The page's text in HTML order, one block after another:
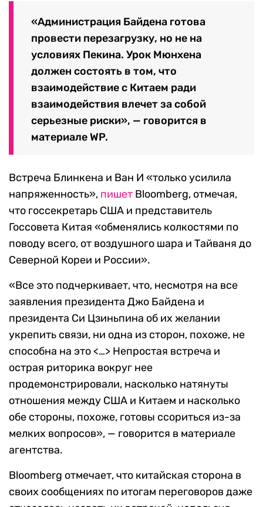
«Администрация Байдена готова
провести перезагрузку, но не на
условиях Пекина. Урок Мюнхена
должен состоять в том, что
взаимодействие с Китаем ради
взаимодействия влечет за собой
серьезные риски», — говорится в
материале WP.
Встреча Блинкена и Ван И «только усилила
напряженность», пишет Bloomberg, отмечая,
что госсекретарь США и представитель
Госсовета Китая «обменялись колкостями по
поводу всего, от воздушного шара и Тайваня до
Северной Кореи и России».
«Все это подчеркивает, что, несмотря на все
заявления президента Джо Байдена и
президента Си Цзиньпина об их желании
укрепить связи, ни одна из сторон, похоже, не
способна на это <…> Непростая встреча и
острая риторика вокруг нее
продемонстрировали, насколько натянуты
отношения между США и Китаем и насколько
обе стороны, похоже, готовы ссориться из-за
мелких вопросов», — говорится в материале
агентства.
Bloomberg отмечает, что китайская сторона в
своих сообщениях по итогам переговоров даже